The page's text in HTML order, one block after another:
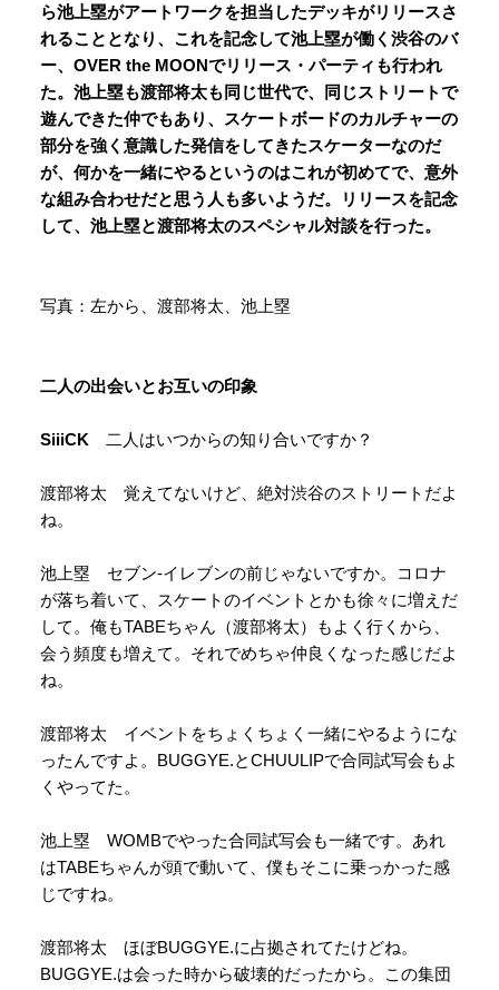
ら池上塁がアートワークを担当したデッキがリリースさ
れることとなり、これを記念して池上塁が働く渋谷のバ
ー、OVER the MOONでリリース・パーティも行われ
た。池上塁も渡部将太も同じ世代で、同じストリートで
遊んできた仲でもあり、スケートボードのカルチャーの
部分を強く意識した発信をしてきたスケーターなのだ
が、何かを一緒にやるというのはこれが初めてで、意外
な組み合わせだと思う人も多いようだ。リリースを記念
して、池上塁と渡部将太のスペシャル対談を行った。
写真：左から、渡部将太、池上塁
二人の出会いとお互いの印象
SiiiCK 二人はいつからの知り合いですか？
渡部将太 覚えてないけど、絶対渋谷のストリートだよ
ね。
池上塁 セブン-イレブンの前じゃないですか。コロナ
が落ち着いて、スケートのイベントとかも徐々に増えだ
して。俺もTABEちゃん（渡部将太）もよく行くから、
会う頻度も増えて。それでめちゃ仲良くなった感じだよ
ね。
渡部将太 イベントをちょくちょく一緒にやるようにな
ったんですよ。BUGGYE.とCHUULIPで合同試写会もよ
くやってた。
池上塁 WOMBでやった合同試写会も一緒です。あれ
はTABEちゃんが頭で動いて、僕もそこに乗っかった感
じですね。
渡部将太 ほぼBUGGYE.に占拠されてたけどね。
BUGGYE.は会った時から破壊的だったから。この集団